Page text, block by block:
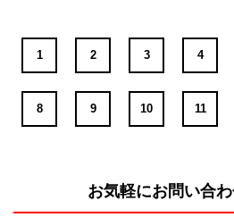
1 2 3 4
8 9 10 11
お気軽にお問い合